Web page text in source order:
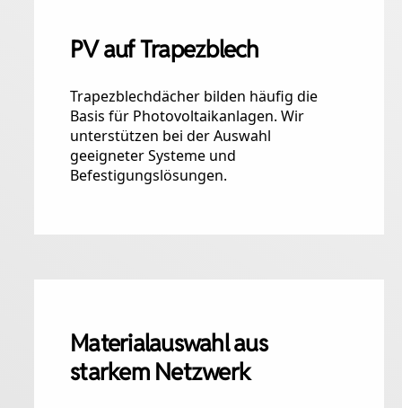
PV auf Trapezblech
Trapezblechdächer bilden häufig die
Basis für Photovoltaikanlagen. Wir
unterstützen bei der Auswahl
geeigneter Systeme und
Befestigungslösungen.
Materialauswahl aus
starkem Netzwerk